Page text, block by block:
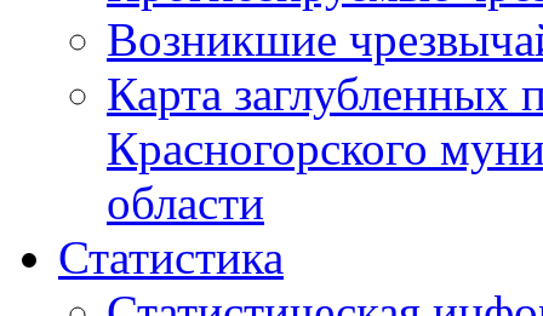
Возникшие
Карта
Красногорского
области
Статистика